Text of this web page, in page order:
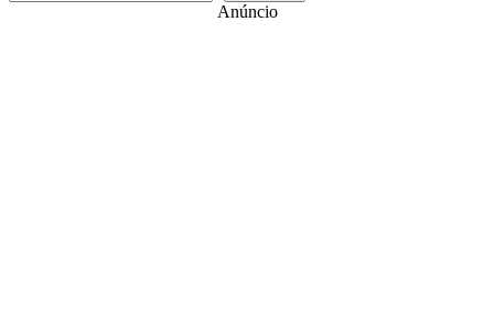
Anúncio